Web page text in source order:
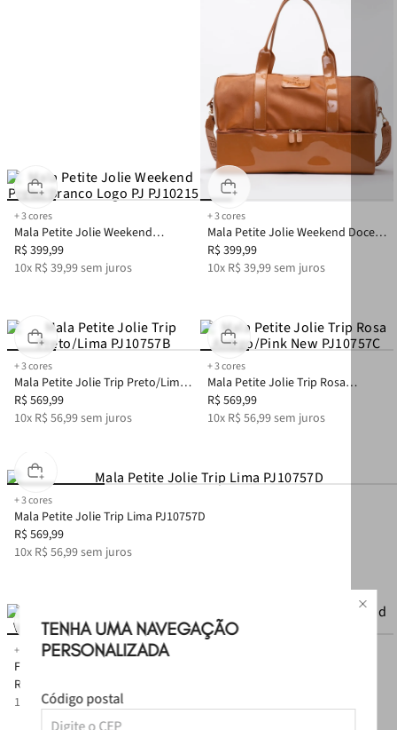
TENHA UMA NAVEGAÇÃO
PERSONALIZADA
Código postal
+3cores
Mala Petite Jolie Weekend
Preto/Branco Logo PJ PJ10215
R$ 399,99
10x R$ 39,99sem juros
+3cores
Mala Petite Jolie Weekend Doce
De Leite PJ10215
R$ 399,99
10x R$ 39,99sem juros
+3cores
Mala Petite Jolie Trip Preto/Lima
PJ10757B
R$ 569,99
10x R$ 56,99sem juros
+3cores
Mala Petite Jolie Trip Rosa
Antigo/Pink New PJ10757C
R$ 569,99
10x R$ 56,99sem juros
+3cores
Mala Petite Jolie Trip Lima PJ10757D
R$ 569,99
10x R$ 56,99sem juros
+
Frasqueira Petite Jolie Voyage
Preto/Lima PJ11049B
R$
10
R$28,99sem juros